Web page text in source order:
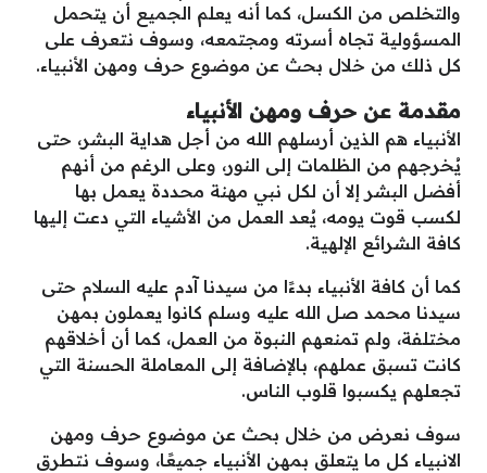
والتخلص من الكسل، كما أنه يعلم الجميع أن يتحمل
المسؤولية تجاه أسرته ومجتمعه، وسوف نتعرف على
كل ذلك من خلال بحث عن موضوع حرف ومهن الأنبياء.
مقدمة عن حرف ومهن الأنبياء
الأنبياء هم الذين أرسلهم الله من أجل هداية البشر، حتى
يُخرجهم من الظلمات إلى النور، وعلى الرغم من أنهم
أفضل البشر إلا أن لكل نبي مهنة محددة يعمل بها
لكسب قوت يومه، يُعد العمل من الأشياء التي دعت إليها
كافة الشرائع الإلهية.
كما أن كافة الأنبياء بدءًا من سيدنا آدم عليه السلام حتى
سيدنا محمد صل الله عليه وسلم كانوا يعملون بمهن
مختلفة، ولم تمنعهم النبوة من العمل، كما أن أخلاقهم
كانت تسبق عملهم، بالإضافة إلى المعاملة الحسنة التي
تجعلهم يكسبوا قلوب الناس.
سوف نعرض من خلال بحث عن موضوع حرف ومهن
الانبياء كل ما يتعلق بمهن الأنبياء جميعًا، وسوف نتطرق